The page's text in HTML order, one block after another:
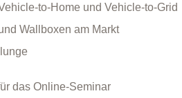
to-Home und Vehicle-to-Grid
Wallboxen am Markt
das Online-Seminar